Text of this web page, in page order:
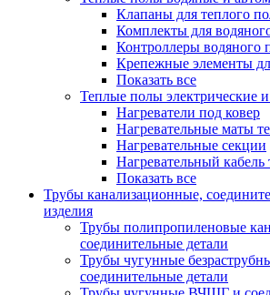
Клапаны для теплого
Комплекты для
Контроллеры водяного
Крепежные элементы
Показать все
Теплые полы электрические
Нагреватели под ковер
Нагревательные маты
Нагревательные секции
Нагревательный кабель
Показать все
Трубы канализационные,
изделия
Трубы полипропиленовые
соединительные детали
Трубы чугунные
соединительные детали